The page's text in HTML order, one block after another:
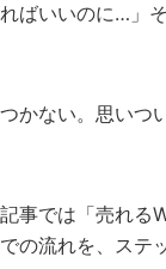
ばいいのに…」
かない。思いつ
事では「売れる
の流れを、ステ